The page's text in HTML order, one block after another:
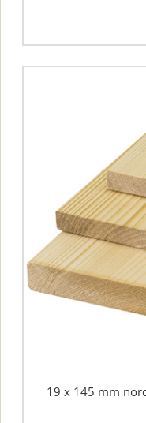
19 x 145 mm